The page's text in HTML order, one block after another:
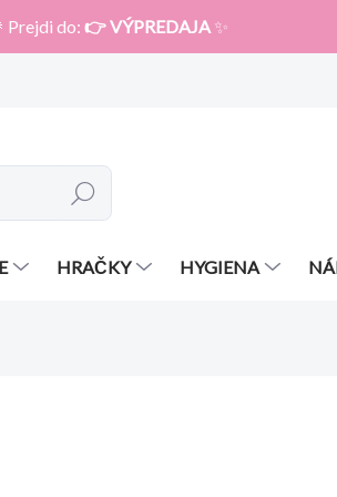
Prejdi do: 👉 VÝPREDAJA ✨
Hľadať
HRAČKY HYGIENA